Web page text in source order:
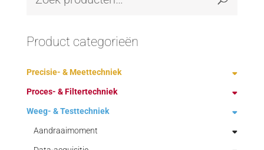
Product categorieën
Precisie- & Meettechniek
Demagnetiseren
Fabrikanten
Handmeetgereedschap
Proces- & Filtertechniek
Ontstoffing technologie
Bulkbelading
Procestechniek
Weeg- & Testtechniek
Aandraaimoment